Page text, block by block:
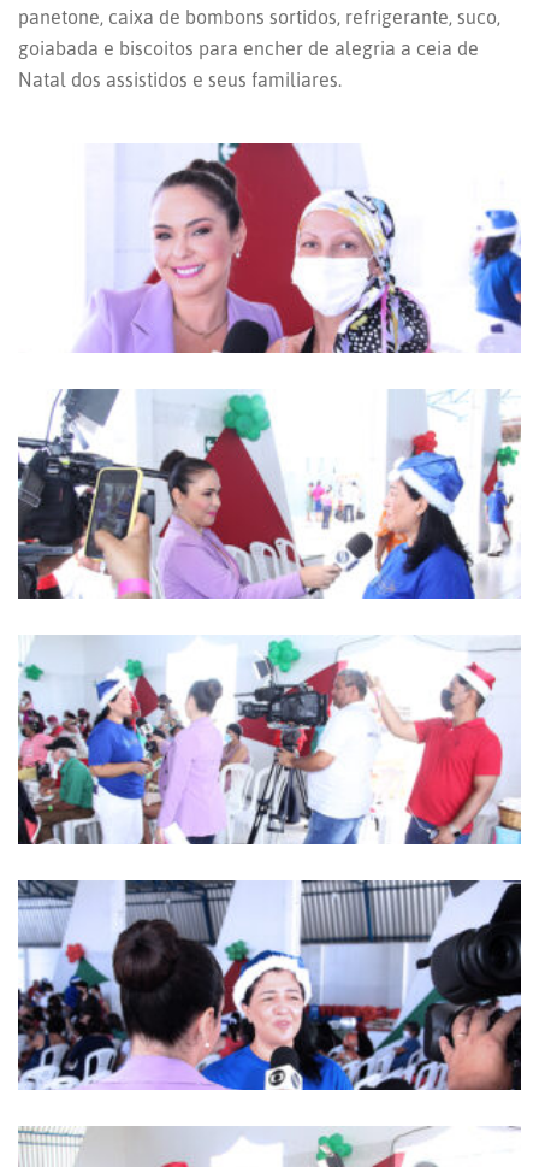
panetone, caixa de bombons sortidos, refrigerante, suco,
goiabada e biscoitos para encher de alegria a ceia de
Natal dos assistidos e seus familiares.